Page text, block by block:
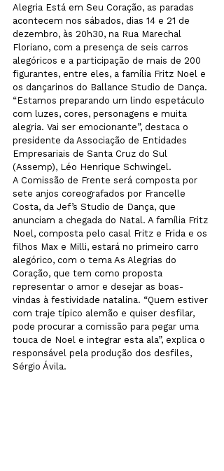
Alegria Está em Seu Coração, as paradas
acontecem nos sábados, dias 14 e 21 de
dezembro, às 20h30, na Rua Marechal
Floriano, com a presença de seis carros
alegóricos e a participação de mais de 200
figurantes, entre eles, a família Fritz Noel e
os dançarinos do Ballance Studio de Dança.
“Estamos preparando um lindo espetáculo
com luzes, cores, personagens e muita
alegria. Vai ser emocionante”, destaca o
presidente da Associação de Entidades
Empresariais de Santa Cruz do Sul
(Assemp), Léo Henrique Schwingel.
A Comissão de Frente será composta por
sete anjos coreografados por Francelle
Costa, da Jef’s Studio de Dança, que
anunciam a chegada do Natal. A família Fritz
Noel, composta pelo casal Fritz e Frida e os
filhos Max e Milli, estará no primeiro carro
alegórico, com o tema As Alegrias do
Coração, que tem como proposta
representar o amor e desejar as boas-
vindas à festividade natalina. “Quem estiver
com traje típico alemão e quiser desfilar,
pode procurar a comissão para pegar uma
touca de Noel e integrar esta ala”, explica o
responsável pela produção dos desfiles,